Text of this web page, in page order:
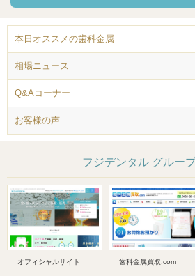
本日オススメの歯科金属
相場ニュース
Q&Aコーナー
お客様の声
フジデンタル グルー
オフィシャルサイト 歯科金属買取.com